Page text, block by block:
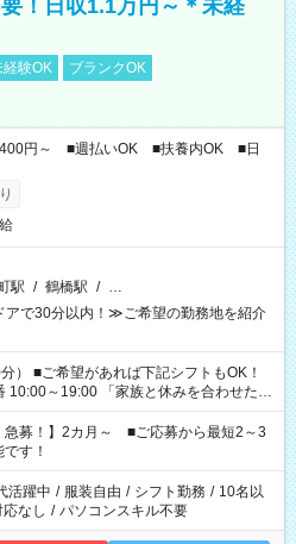
！日収1.1万円～＊未経
験OK
ブランクOK
円～ ■週払いOK ■扶養内OK ■日
駅 / 鶴橋駅 / …
で30分以内！≫ご希望の勤務地を紹介
もOK！
家族と休みを合わせた
飯の準備がしたい」 「できれば残業はし
えてくださいね。 ※Wワーク希望
で希望する勤務時間と、もう1つのお仕事
40時間を超える場合は応募できません。
急募！】2カ月～ ■ご応募から最短2～3
す！
活躍中 / 服装自由 / シフト勤務 / 10名以
なし / パソコンスキル不要